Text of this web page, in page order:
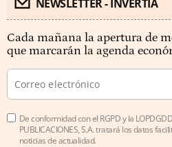
NEWSLETTER - INVERTIA
Cada mañana la apertura de
que marcarán la agenda
De conformidad con el RGPD y la
PUBLICACIONES, S.A. tratará los datos
noticias de actualidad.